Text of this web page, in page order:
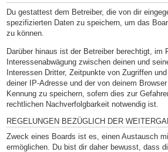
Du gestattest dem Betreiber, die von dir
spezifizierten Daten zu speichern, um das
zu können.
Darüber hinaus ist der Betreiber berechtigt, im
Interessenabwägung zwischen deinen und
Interessen Dritter, Zeitpunkte von Zugriffen
deiner IP-Adresse und der von deinem
Kennung zu speichern, sofern dies zur
rechtlichen Nachverfolgbarkeit notwendig ist.
REGELUNGEN BEZÜGLICH DER
Zweck eines Boards ist es, einen Austausch
ermöglichen. Du bist dir daher bewusst, dass